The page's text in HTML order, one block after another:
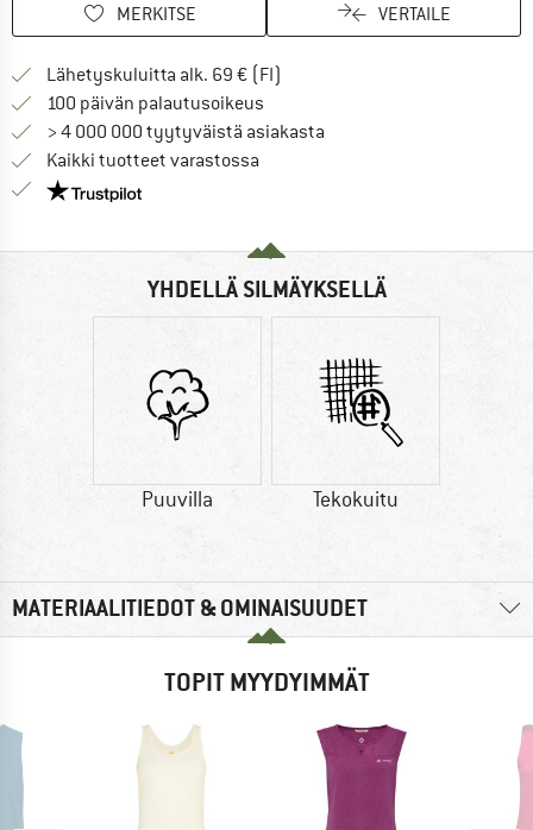
MERKITSE VERTAILE
Lähetyskuluitta alk. 69 € (FI)
100 päivän palautusoikeus
> 4 000 000 tyytyväistä asiakasta
Kaikki tuotteet varastossa
Meillä on Trustpilot -sertifiointi - lue lisää tästä!
YHDELLÄ SILMÄYKSELLÄ
Puuvilla Tekokuitu
MATERIAALITIEDOT & OMINAISUUDET
TOPIT MYYDYIMMÄT